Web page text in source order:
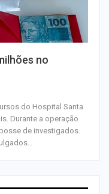
no
do Hospital Santa
Durante a operação
de investigados.